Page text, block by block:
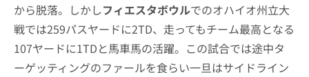
から脱落。しかしフィエスタボウルでのオハイオ州立大
戦では259パスヤードに2TD、走ってもチーム最高となる
107ヤードに1TDと馬車馬の活躍。この試合では途中タ
ーゲッティングのファールを食らい一旦はサイドライン